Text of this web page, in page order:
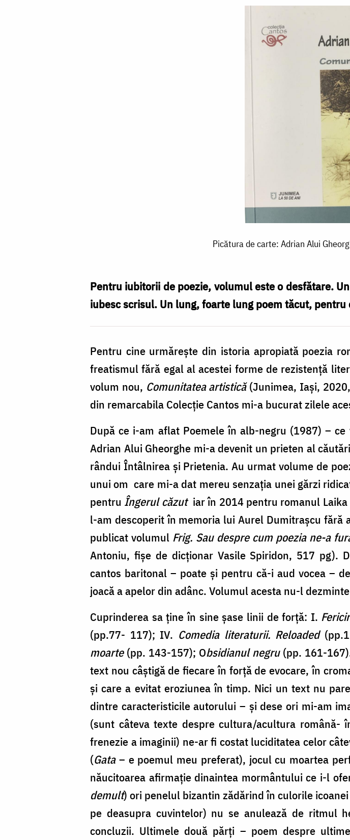
Picătura de carte: Adrian Alui
Pentru iubitorii de poezie, volumul este o desfătare.
iubesc scrisul. Un lung, foarte lung poem tăcut, pentru
Pentru cine urmărește din istoria apropiată poezia
freatismul fără egal al acestei forme de rezistență
volum nou, Comunitatea artistică(Junimea, Iași,
din remarcabila Colecție Cantos mi-a bucurat zilele
După ce i-am aflat Poemele în alb-negru (1987) –
Adrian Alui Gheorghe mi-a devenit un prieten al
rândui Întâlnirea și Prietenia. Au urmat volume de
unui om care mi-a dat mereu senzația unei gărzi
pentru Îngerul căzut iar în 2014 pentru romanul
l-am descoperit în memoria lui Aurel Dumitrașcu fără
publicat volumul Frig. Sau despre cum poezia ne-a
Antoniu, fișe de dicționar Vasile Spiridon, 517 pg).
cantos baritonal – poate și pentru că-i aud vocea –
joacă a apelor din adânc. Volumul acesta nu-l
Cuprinderea sa ține în sine șase linii de forță: I.
(pp.77- 117); IV. Comedia literaturii. Reloaded
moarte(pp. 143-157); Obsidianul negru (pp. 161-
text nou câștigă de fiecare în forță de evocare, în
și care a evitat eroziunea în timp. Nici un text nu
dintre caracteristicile autorului – și dese ori mi-am
(sunt câteva texte despre cultura/acultura
frenezie a imaginii) ne-ar fi costat luciditatea celor
(Gata– e poemul meu preferat), jocul cu moartea
năucitoarea afirmație dinaintea mormântului ce i-l
demult) ori penelul bizantin zădărind în culorile icoanei
pe deasupra cuvintelor) nu se anulează de ritmul
concluzii. Ultimele două părți – poem despre